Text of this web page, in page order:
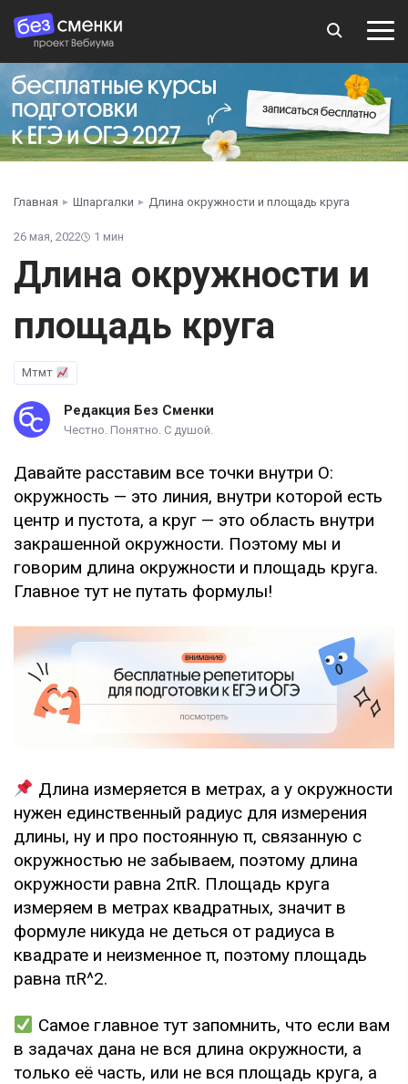
Главная Шпаргалки Длина окружности и площадь круга
26 мая, 2022 1 мин
Длина окружности и
площадь круга
Мтмт
Редакция Без Сменки
Честно. Понятно. С душой.
Давайте расставим все точки внутри О:
окружность — это линия, внутри которой есть
центр и пустота, а круг — это область внутри
закрашенной окружности. Поэтому мы и
говорим длина окружности и площадь круга.
Главное тут не путать формулы!
Длина измеряется в метрах, а у окружности
нужен единственный радиус для измерения
длины, ну и про постоянную π, связанную с
окружностью не забываем, поэтому длина
окружности равна 2πR. Площадь круга
измеряем в метрах квадратных, значит в
формуле никуда не деться от радиуса в
квадрате и неизменное π, поэтому площадь
равна πR^2.
Самое главное тут запомнить, что если вам
в задачах дана не вся длина окружности, а
только её часть, или не вся площадь круга, а